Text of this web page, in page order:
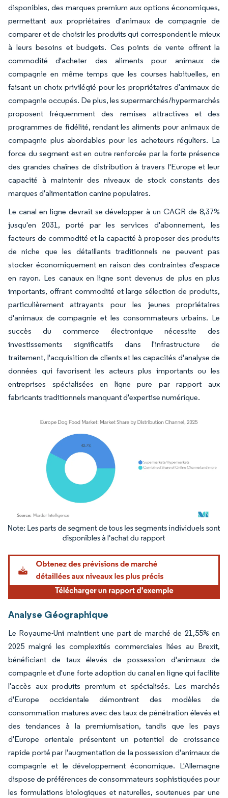
disponibles, des marques premium aux options économiques,
permettant aux propriétaires d'animaux de compagnie de
comparer et de choisir les produits qui correspondent le mieux
à leurs besoins et budgets. Ces points de vente offrent la
commodité d'acheter des aliments pour animaux de
compagnie en même temps que les courses habituelles, en
faisant un choix privilégié pour les propriétaires d'animaux de
compagnie occupés. De plus, les supermarchés/hypermarchés
proposent fréquemment des remises attractives et des
programmes de fidélité, rendant les aliments pour animaux de
compagnie plus abordables pour les acheteurs réguliers. La
force du segment est en outre renforcée par la forte présence
des grandes chaînes de distribution à travers l'Europe et leur
capacité à maintenir des niveaux de stock constants des
marques d'alimentation canine populaires.
Le canal en ligne devrait se développer à un CAGR de 8,37%
jusqu'en 2031, porté par les services d'abonnement, les
facteurs de commodité et la capacité à proposer des produits
de niche que les détaillants traditionnels ne peuvent pas
stocker économiquement en raison des contraintes d'espace
en rayon. Les canaux en ligne sont devenus de plus en plus
importants, offrant commodité et large sélection de produits,
particulièrement attrayants pour les jeunes propriétaires
d'animaux de compagnie et les consommateurs urbains. Le
succès du commerce électronique nécessite des
investissements significatifs dans l'infrastructure de
traitement, l'acquisition de clients et les capacités d'analyse de
données qui favorisent les acteurs plus importants ou les
entreprises spécialisées en ligne pure par rapport aux
fabricants traditionnels manquant d'expertise numérique.
Image © Mordor Intelligence. La réutilisation nécessite une attribution sous CC BY
Analyse Géographique
Le Royaume-Uni maintient une part de marché de 21,55% en
2025 malgré les complexités commerciales liées au Brexit,
bénéficiant de taux élevés de possession d'animaux de
compagnie et d'une forte adoption du canal en ligne qui facilite
l'accès aux produits premium et spécialisés. Les marchés
d'Europe occidentale démontrent des modèles de
consommation matures avec des taux de pénétration élevés et
des tendances à la premiumisation, tandis que les pays
d'Europe orientale présentent un potentiel de croissance
rapide porté par l'augmentation de la possession d'animaux de
compagnie et le développement économique. L'Allemagne
dispose de préférences de consommateurs sophistiquées pour
les formulations biologiques et naturelles, soutenues par une